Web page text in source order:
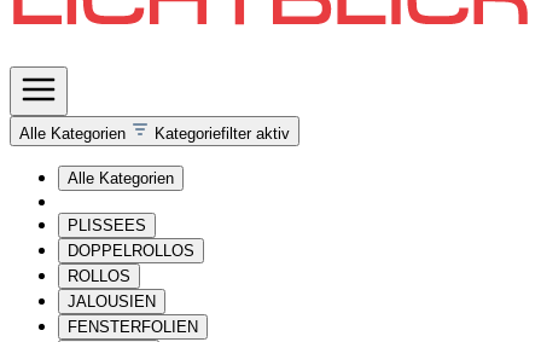
Alle Kategorien Kategoriefilter aktiv
Alle Kategorien
PLISSEES
DOPPELROLLOS
ROLLOS
JALOUSIEN
FENSTERFOLIEN